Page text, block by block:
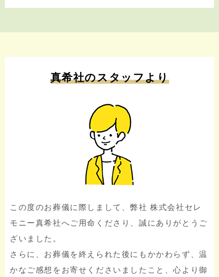
真希社のスタッフより
この度のお葬儀に際しまして、弊社 株式会社セレ
モニー真希社へご用命くださり、誠にありがとうご
ざいました。
さらに、お葬儀を終えられた後にもかかわらず、温
かなご感想をお寄せくださいましたこと、心より御